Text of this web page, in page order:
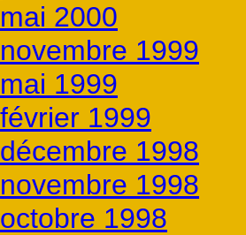
mai 2000
novembre 1999
mai 1999
février 1999
décembre 1998
novembre 1998
octobre 1998